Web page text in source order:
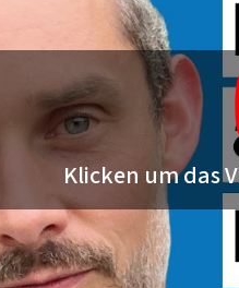
Klicken um das